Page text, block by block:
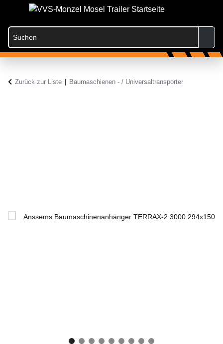
Zurück zur Liste Baumaschienen - / Universaltransporter